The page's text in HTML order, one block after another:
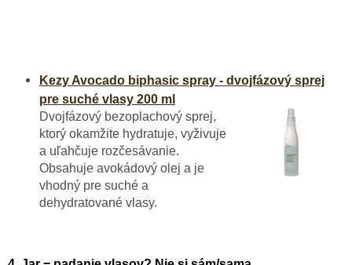
Kezy Avocado biphasic spray - dvojfázový sprej
pre suché vlasy 200 ml
Dvojfázový bezoplachový sprej,
ktorý okamžite hydratuje, vyživuje
a uľahčuje rozčesávanie.
Obsahuje avokádový olej a je
vhodný pre suché a
dehydratované vlasy.